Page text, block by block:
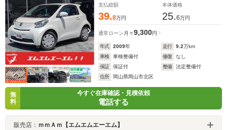
支払総額
39.8万円
本体価格
25.6万円
通常ローン 月々9,300円
年式 2009年 走行 9.2万km
車検
車検整備付 修復
なし
保証
保証付 整備
法定整備付
住所
岡山県岡山市北区
無
料
今すぐ在庫確認・見積依頼
電話する
販売店： ｍｍＡｍ【エムエムエーエム】